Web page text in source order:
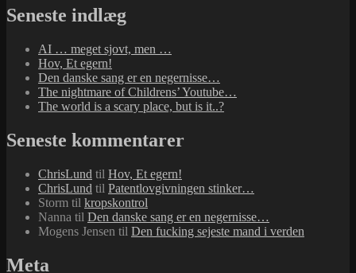
Seneste indlæg
AI … meget sjovt, men …
Hov, Et egern!
Den danske sang er en negernisse…
The nightmare of Childrens’ Youtube…
The world is a scary place, but is it..?
Seneste kommentarer
ChrisLund til Hov, Et egern!
ChrisLund til Patentlovgivningen stinker…
Storm til kropskontrol
Nanna til Den danske sang er en negernisse…
Mogens Jensen til Den fucking sejeste mand i verden
Meta